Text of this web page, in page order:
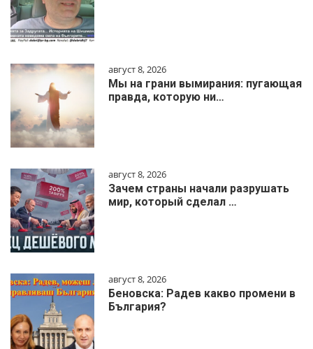
август 8, 2026
Мы на грани вымирания: пугающая
правда, которую ни…
август 8, 2026
Зачем страны начали разрушать
мир, который сделал …
август 8, 2026
Беновска: Радев какво промени в
България?